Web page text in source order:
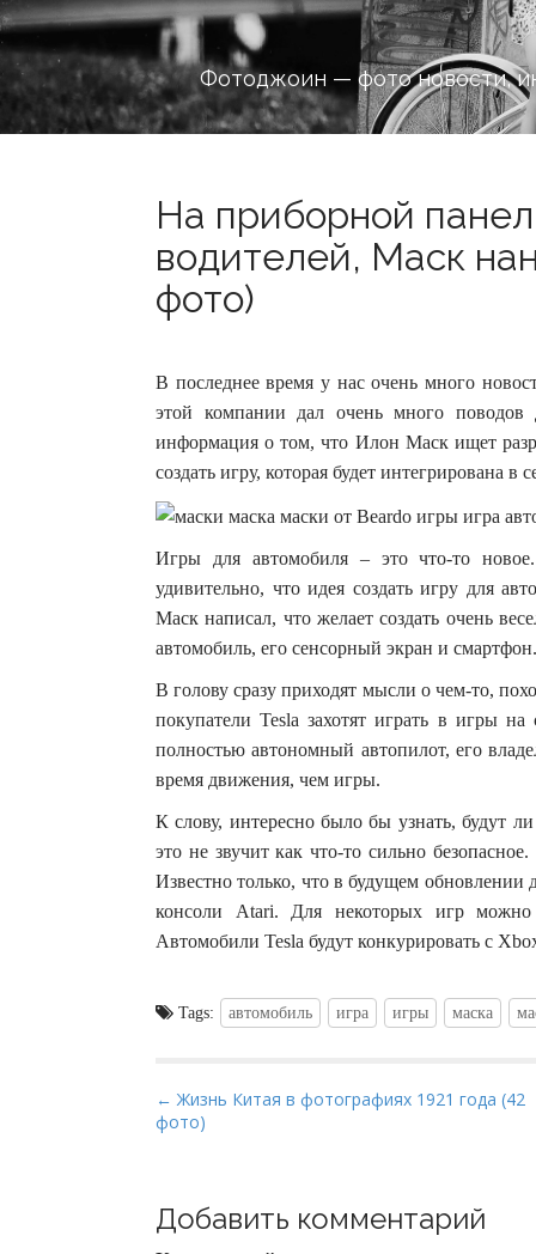
Фотоджоин — фото новости,
На приборной
водителей, Маск
фото)
В последнее время у нас очень много
этой компании дал очень много
информация о том, что Илон Маск ищет
создать игру, которая будет интегрирована
Игры для автомобиля – это что-то
удивительно, что идея создать игру для
Маск написал, что желает создать очень
автомобиль, его сенсорный экран и смартфон.
В голову сразу приходят мысли о чем-то,
покупатели Tesla захотят играть в игры
полностью автономный автопилот, его
время движения, чем игры.
К слову, интересно было бы узнать, будут
это не звучит как что-то сильно
Известно только, что в будущем обновлении
консоли Atari. Для некоторых игр можно
Автомобили Tesla будут конкурировать с
Tags: автомобиль игра игры маска
P
o
n
← Жизнь Китая в фотографиях 1921 года (42
фото)
Добавить комментарий